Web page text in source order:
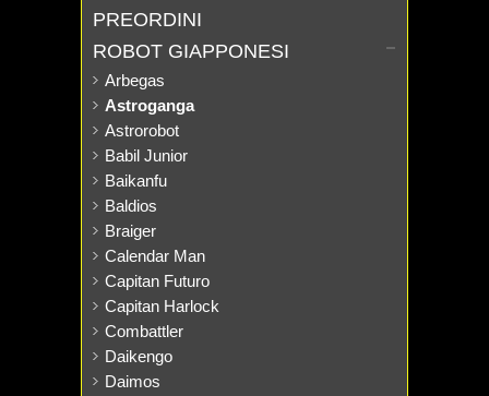
PREORDINI
ROBOT GIAPPONESI
Arbegas
Astroganga
Astrorobot
Babil Junior
Baikanfu
Baldios
Braiger
Calendar Man
Capitan Futuro
Capitan Harlock
Combattler
Daikengo
Daimos